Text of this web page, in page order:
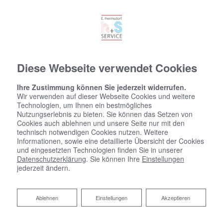
Diese Webseite verwendet Cookies
Ihre Zustimmung können Sie jederzeit widerrufen.
Wir verwenden auf dieser Webseite Cookies und weitere
Technologien, um Ihnen ein bestmögliches
Nutzungserlebnis zu bieten. Sie können das Setzen von
Cookies auch ablehnen und unsere Seite nur mit den
technisch notwendigen Cookies nutzen. Weitere
Informationen, sowie eine detaillierte Übersicht der Cookies
und eingesetzten Technologien finden Sie in unserer
Datenschutzerklärung. Sie können Ihre Einstellungen
jederzeit ändern.
Akzeptieren
Einstellungen
Ablehnen
Ablehnen